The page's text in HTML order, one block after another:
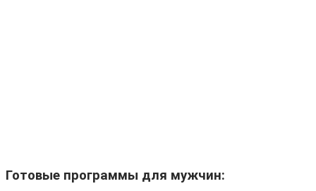
Готовые программы для мужчин: